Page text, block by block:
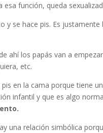
función, queda
se hace pis. Es
ahí los papás van a
etc.
en la cama porque tiene
infantil y que es algo
una relación simbólica